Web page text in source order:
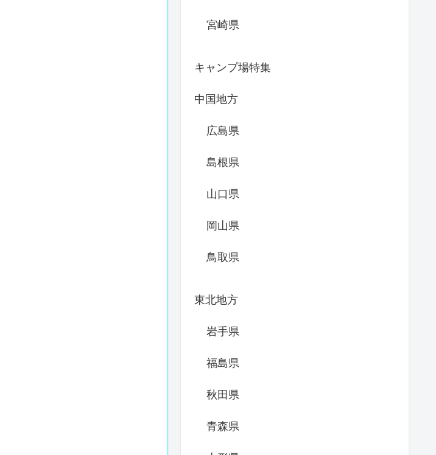
宮崎県
キャンプ場特集
中国地方
広島県
島根県
山口県
岡山県
鳥取県
東北地方
岩手県
福島県
秋田県
青森県